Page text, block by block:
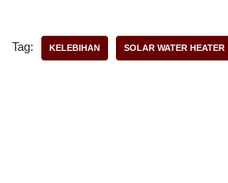
Tag: KELEBIHAN SOLAR WATER HEATER